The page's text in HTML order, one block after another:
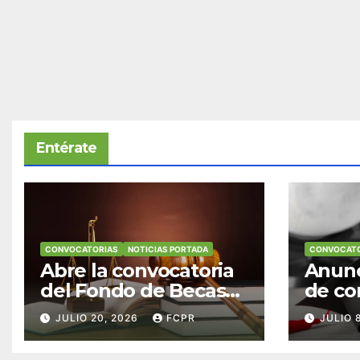
Entérate
CONVOCATORIAS NOTICIAS PORTADA
Abre la convocatoria
del Fondo de Becas
McConnell
Valdés/Antonio
JULIO 20, 2026 FCPR
de
JULIO